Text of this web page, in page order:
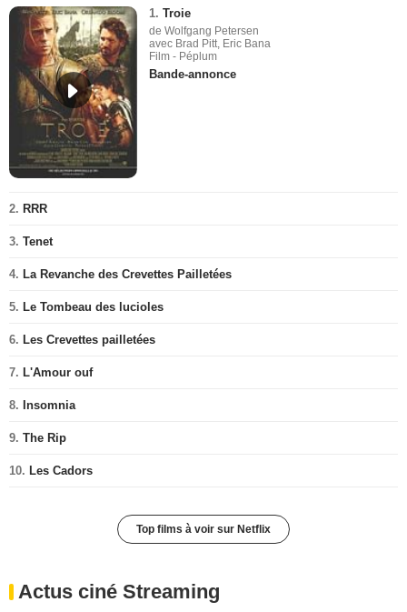
1. Troie
de Wolfgang Petersen
avec Brad Pitt, Eric Bana
Film - Péplum
Bande-annonce
2. RRR
3. Tenet
4. La Revanche des Crevettes Pailletées
5. Le Tombeau des lucioles
6. Les Crevettes pailletées
7. L'Amour ouf
8. Insomnia
9. The Rip
10. Les Cadors
Top films à voir sur Netflix
Actus ciné Streaming